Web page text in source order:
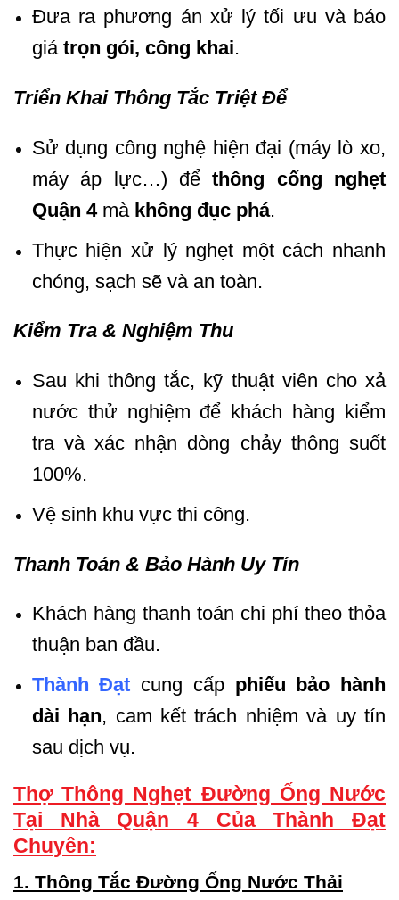
Đưa ra phương án xử lý tối ưu và báo
giá trọn gói, công khai.
Triển Khai Thông Tắc Triệt Để
Sử dụng công nghệ hiện đại (máy lò xo,
máy áp lực…) đểthông cống nghẹt
Quận 4mà không đục phá.
Thực hiện xử lý nghẹt một cách nhanh
chóng, sạch sẽ và an toàn.
Kiểm Tra & Nghiệm Thu
Sau khi thông tắc, kỹ thuật viên cho xả
nước thử nghiệm để khách hàng kiểm
tra và xác nhận dòng chảy thông suốt
100%.
Vệ sinh khu vực thi công.
Thanh Toán & Bảo Hành Uy Tín
Khách hàng thanh toán chi phí theo thỏa
thuận ban đầu.
Thành Đạt cung cấp phiếu bảo hành
dài hạn, cam kết trách nhiệm và uy tín
sau dịch vụ.
Thợ Thông Nghẹt Đường Ống Nước
Tại Nhà Quận 4 Của Thành Đạt
Chuyên:
1. Thông Tắc Đường Ống Nước Thải